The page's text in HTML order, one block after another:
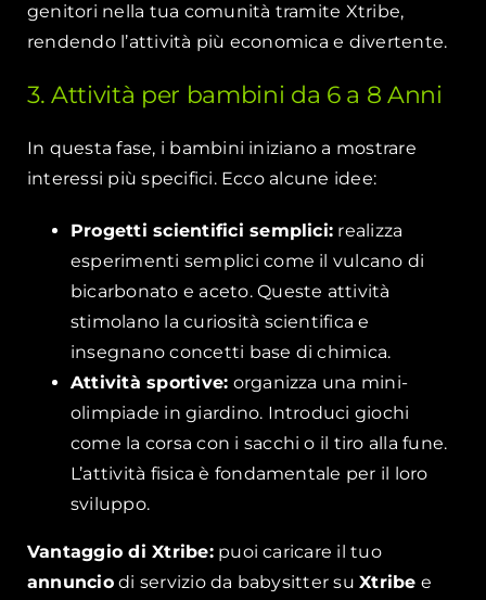
genitori nella tua comunità tramite Xtribe,
rendendo l’attività più economica e divertente.
3. Attività per bambini da 6 a 8 Anni
In questa fase, i bambini iniziano a mostrare
interessi più specifici. Ecco alcune idee:
Progetti scientifici semplici: realizza
esperimenti semplici come il vulcano di
bicarbonato e aceto. Queste attività
stimolano la curiosità scientifica e
insegnano concetti base di chimica.
Attività sportive: organizza una mini-
olimpiade in giardino. Introduci giochi
come la corsa con i sacchi o il tiro alla fune.
L’attività fisica è fondamentale per il loro
sviluppo.
Vantaggio di Xtribe:puoi caricare il tuo
annunciodi servizio da babysitter suXtribe e